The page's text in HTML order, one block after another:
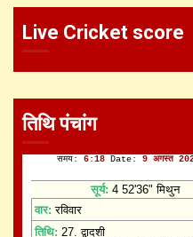
Live Cricket score
तिथि पंचांग